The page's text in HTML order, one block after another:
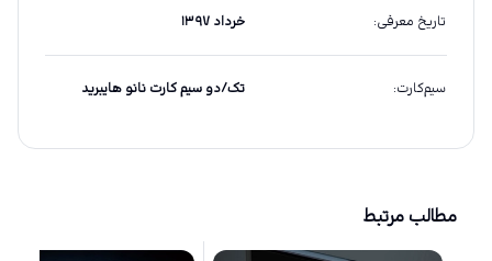
تاریخ معرفی: خرداد ۱۳۹۷
سیم‌کارت: تک/دو سیم کارت نانو هایبرید
مطالب مرتبط